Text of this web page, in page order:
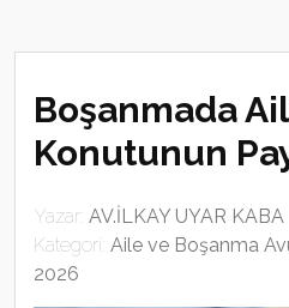
Boşanmada
Konutunun
Yazar: AV.İLKAY UYAR KABA
Kategori: Aile ve Boşanma
2026